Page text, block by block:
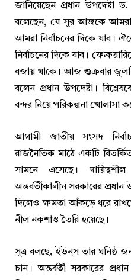
জানিয়েছেন প্রধান উপদেষ্টা
বলেছেন, যে সুর আজকে আমরা
আমরা নির্বাচনের দিকে যাব।
নির্বাচনের দিকে যাব।
বজায় থাকে। আজ শুক্রবার
বলেন প্রধান উপদেষ্টা।
বন্দর নিয়ে পরিকল্পনা খোলাসা
আগামী জাতীয় সংসদ
রাজনৈতিক মাঠে একটি
সামনে এসেছে।
অন্তর্বর্তীকালীন সরকারের
দিলেও ক্ষমতা আঁকড়ে ধরে
নীল নকশাও তৈরি হয়েছে।
সূত্র বলছে, ইউনূস তার ঘনিষ্ঠ
চান। অন্তর্বর্তী সরকারের